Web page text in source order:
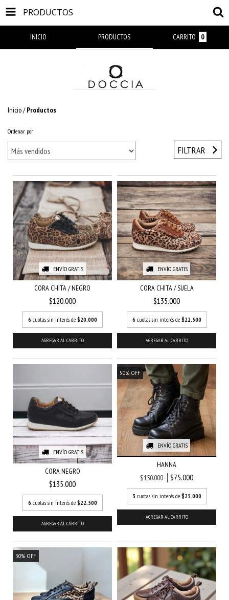
PRODUCTOS
INICIO PRODUCTOS CARRITO 0
Inicio/ Productos
Ordenar por
FILTRAR
ENVÍO GRATIS
CORA CHITA / NEGRO
$120.000
6 cuotas sin interés de $20.000
AGREGAR AL CARRITO
ENVÍO GRATIS
CORA CHITA / SUELA
$135.000
6 cuotas sin interés de $22.500
AGREGAR AL CARRITO
ENVÍO GRATIS
CORA NEGRO
$135.000
6 cuotas sin interés de $22.500
AGREGAR AL CARRITO
50% OFF
ENVÍO GRATIS
HANNA
$150.000
$75.000
3 cuotas sin interés de $25.000
AGREGAR AL CARRITO
30% OFF